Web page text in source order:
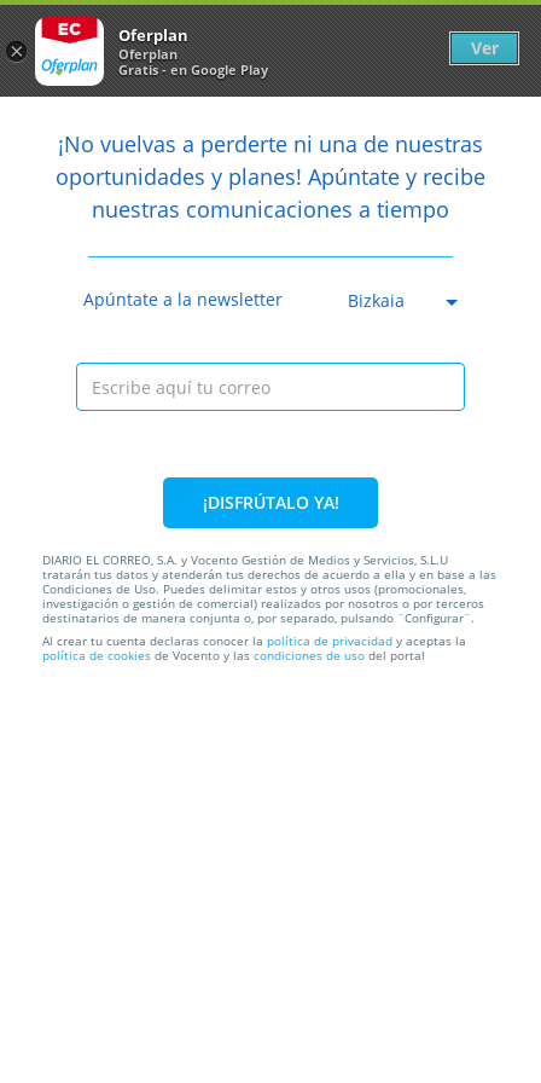

Caducada
Anterior
50% 300€ 150€
1 sesión de mesoterapia facial con ácido
hialurónico y vitam...
Clínica Médico Estética Dra. Liendo Elcano, 34, 1º Int. Izq.
arrow_back Newsletter
¡No vuelvas a perderte ni una de nuestras
oportunidades y planes! Apúntate y recibe
nuestras comunicaciones a tiempo
Apúntate a la newsletter Bizkaia
¡DISFRÚTALO YA!
DIARIO EL CORREO, S.A. y Vocento Gestión de Medios y Servicios, S.L.U
tratarán tus datos y atenderán tus derechos de acuerdo a ella y en base a las
Condiciones de Uso. Puedes delimitar estos y otros usos (promocionales,
investigación o gestión de comercial) realizados por nosotros o por terceros
destinatarios de manera conjunta o, por separado, pulsando ¨Configurar¨.
Al crear tu cuenta declaras conocer la política de privacidad y aceptas la
política de cookies de Vocento y las condiciones de uso del portal
×
Oferplan
Oferplan
Gratis - en Google Play
Ver